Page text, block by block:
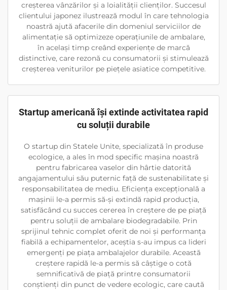
creșterea vânzărilor și a loialității clienților. Succesul
clientului japonez ilustrează modul în care tehnologia
noastră ajută afacerile din domeniul serviciilor de
alimentație să optimizeze operațiunile de ambalare,
în același timp creând experiențe de marcă
distinctive, care rezonă cu consumatorii și stimulează
creșterea veniturilor pe piețele asiatice competitive.
Startup americană își extinde activitatea rapid
cu soluții durabile
O startup din Statele Unite, specializată în produse
ecologice, a ales în mod specific mașina noastră
pentru fabricarea vaselor din hârtie datorită
angajamentului său puternic față de sustenabilitate și
responsabilitatea de mediu. Eficiența excepțională a
mașinii le-a permis să-și extindă rapid producția,
satisfăcând cu succes cererea în creștere de pe piață
pentru soluții de ambalare biodegradabile. Prin
sprijinul tehnic complet oferit de noi și performanța
fiabilă a echipamentelor, aceștia s-au impus ca lideri
emergenți pe piața ambalajelor durabile. Această
creștere rapidă le-a permis să câștige o cotă
semnificativă de piață printre consumatorii
conștienți din punct de vedere ecologic, care caută